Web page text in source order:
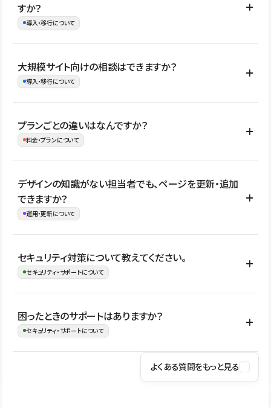
グ・メディア、イベントサイト、店舗・商品紹介サイト、ポートフ
ォリオなど幅広く制作できます。
すか？
導入・移行について
はい。既存サイトの構成やコンテンツ、URLを整理したうえで、
Studio上に再構築する形で移行できます。 WordPressの場合は、
イト全体のデザインや設定がそのまま移行されるわけではないた
め、移行後にページ構成やデザイン、CMS設計、URL・リダイレク
大規模サイト向けの相談はできますか？
導入・移行について
はい。アクセス規模が大きいサイトや、複数部門での運用、権限管
理、セキュリティ確認、既存システムとの連携など、個別の要件が
ない段階でも、お問い合わせください。
お問合せはこちら
プランごとの違いはなんですか？
料金・プランについて
公開ページ数、バージョン履歴の期間、CMS利用数の上限、権限
管理の有無などがプランごとに異なります。詳しくは料金プランペ
ージをご覧ください。
デザインの知識がない担当者でも、ページを更新・追加
できますか？
運用・更新について
はい。CMSやコンポーネントを活用して更新範囲を設計しておく
ことで、デザインを崩しにくい状態で運用できます。 さらにコン
ながらレイアウトに影響を与えずに更新作業を進めやすくなりま
す。
セキュリティ対策について教えてください。
セキュリティ・サポートについて
Studioでは、公開サイトやサービスを安全に利用できるよう、通信
の暗号化、データ保護、アクセス管理、脆弱性対策など、複数の観
はSSL/TLSによる通信暗号化に対応しており、悪質なスクリプトの
困ったときのサポートはありますか？
セキュリティ・サポートについて
操作方法や機能については、ヘルプセンターでご確認いただけま
よくある質問をもっと見る